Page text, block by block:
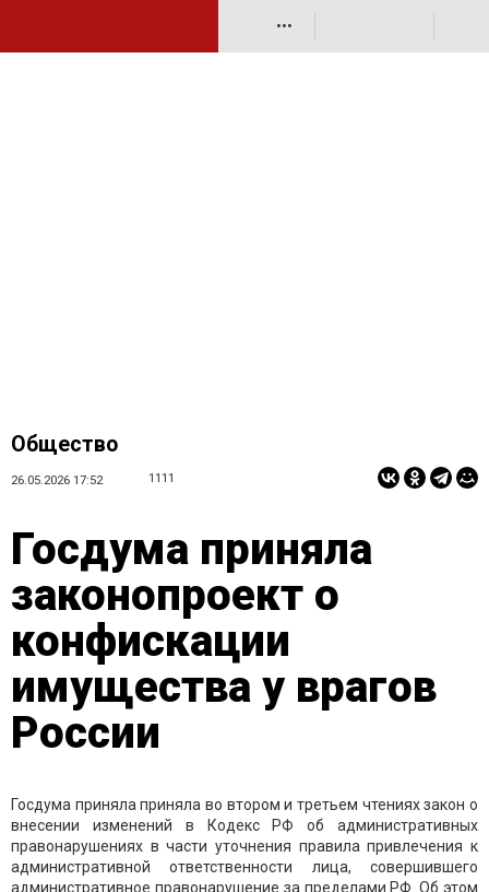
•••
Общество
26.05.2026 17:52 1111
Госдума приняла
законопроект о
конфискации
имущества у врагов
России
Госдума приняла приняла во втором и третьем чтениях закон о
внесении изменений в Кодекс РФ об административных
правонарушениях в части уточнения правила привлечения к
административной ответственности лица, совершившего
административное правонарушение за пределами РФ. Об этом